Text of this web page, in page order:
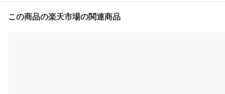
この商品の楽天市場の関連商品